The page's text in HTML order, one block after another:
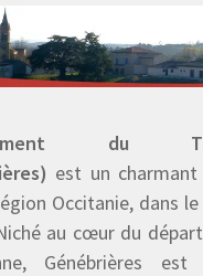
du
est un
Occitanie, dans
au cœur du
Génébrières est